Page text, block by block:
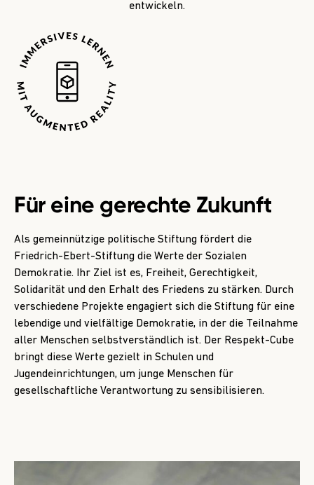
entwickeln.
Für eine gerechte Zukunft
Als gemeinnützige politische Stiftung fördert die
Friedrich-Ebert-Stiftung die Werte der Sozialen
Demokratie. Ihr Ziel ist es, Freiheit, Gerechtigkeit,
Solidarität und den Erhalt des Friedens zu stärken. Durch
verschiedene Projekte engagiert sich die Stiftung für eine
lebendige und vielfältige Demokratie, in der die Teilnahme
aller Menschen selbstverständlich ist. Der Respekt-Cube
bringt diese Werte gezielt in Schulen und
Jugendeinrichtungen, um junge Menschen für
gesellschaftliche Verantwortung zu sensibilisieren.